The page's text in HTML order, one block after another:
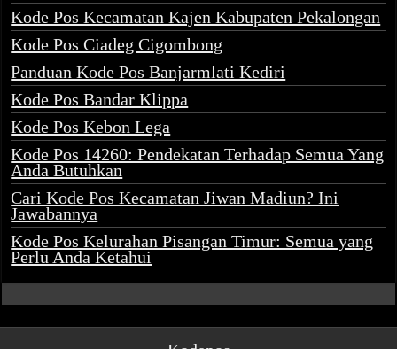
Kode Pos Kecamatan Kajen Kabupaten Pekalongan
Kode Pos Ciadeg Cigombong
Panduan Kode Pos Banjarmlati Kediri
Kode Pos Bandar Klippa
Kode Pos Kebon Lega
Kode Pos 14260: Pendekatan Terhadap Semua Yang
Anda Butuhkan
Cari Kode Pos Kecamatan Jiwan Madiun? Ini
Jawabannya
Kode Pos Kelurahan Pisangan Timur: Semua yang
Perlu Anda Ketahui